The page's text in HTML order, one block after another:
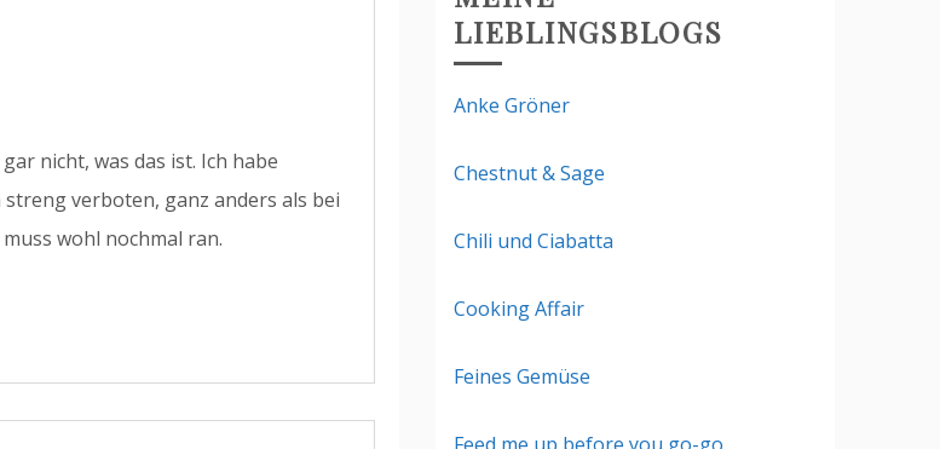
nicht, was das ist. Ich habe
verboten, ganz anders als bei
wohl nochmal ran.
LIEBLINGSBLOGS
Anke Gröner
Chestnut & Sage
Chili und Ciabatta
Cooking Affair
Feines Gemüse